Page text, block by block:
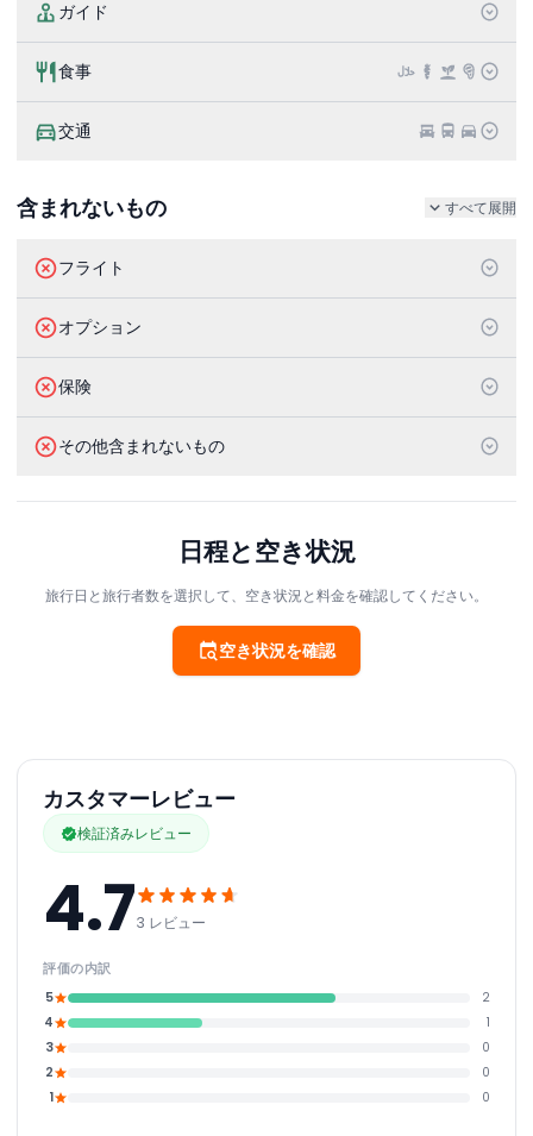
ガイド
食事
交通
含まれないもの すべて展開
フライト
オプション
保険
その他含まれないもの
日程と空き状況
旅行日と旅行者数を選択して、空き状況と料金を確認してください。
空き状況を確認
カスタマーレビュー
検証済みレビュー
4.73 レビュー
評価の内訳
5
2
4
1
3
0
2
0
1
0